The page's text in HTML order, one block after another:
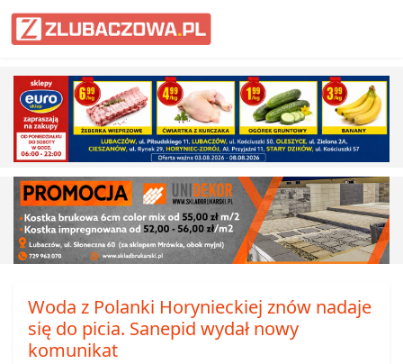
Informacje Lubaczów, powiat
Woda z Polanki Horynieckiej znów nadaje
się do picia. Sanepid wydał nowy
komunikat